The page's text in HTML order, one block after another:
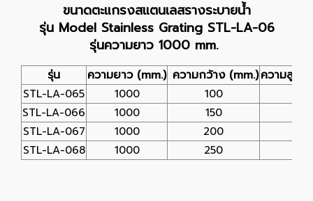
ขนาดตะแกรงสแตนเลสรางระบายน้ำ
รุ่น Model Stainless Grating STL-LA-06
รุ่นความยาว 1000 mm.
รุ่น ความยาว (mm.) ความกว้าง (mm.)ความสูง
STL-LA-065 1000 100
STL-LA-066
1000 150
STL-LA-067
1000 200
STL-LA-068
1000 250